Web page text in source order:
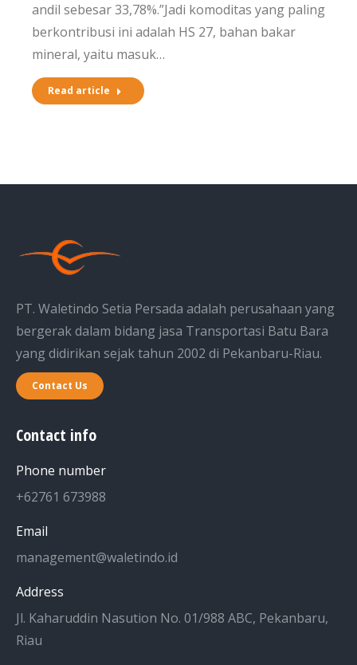
andil sebesar 33,78%.”Jadi komoditas yang paling
berkontribusi ini adalah HS 27, bahan bakar
mineral, yaitu masuk…
Read article
PT. Waletindo Setia Persada adalah perusahaan yang
bergerak dalam bidang jasa Transportasi Batu Bara
yang didirikan sejak tahun 2002 di Pekanbaru-Riau.
Contact Us
Contact info
Phone number
+62761 673988
Email
management@waletindo.id
Address
Jl. Kaharuddin Nasution No. 01/988 ABC, Pekanbaru,
Riau